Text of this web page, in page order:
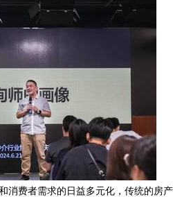
消费者需求的日益多元化，传统的房产